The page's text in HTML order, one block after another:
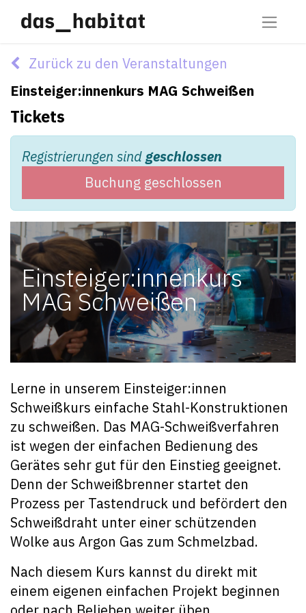
Zurück zu den Veranstaltungen
Einsteiger:innenkurs MAG Schweißen
Tickets
Registrierungen sindgeschlossen
Buchung geschlossen
Einsteiger:innenkurs
MAG Schweißen
Lerne in unserem Einsteiger:innen
Schweißkurs einfache Stahl-Konstruktionen
zu schweißen. Das MAG-Schweißverfahren
ist wegen der einfachen Bedienung des
Gerätes sehr gut für den Einstieg geeignet.
Denn der Schweißbrenner startet den
Prozess per Tastendruck und befördert den
Schweißdraht unter einer schützenden
Wolke aus Argon Gas zum Schmelzbad.
Nach diesem Kurs kannst du direkt mit
einem eigenen einfachen Projekt beginnen